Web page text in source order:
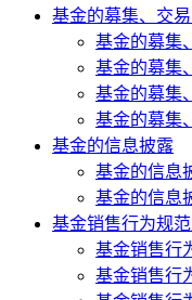
基金的募集、交
基金的募集
基金的募集
基金的募集
基金的募集
基金的信息披露
基金的信息
基金的信息
基金销售行为规
基金销售行
基金销售行